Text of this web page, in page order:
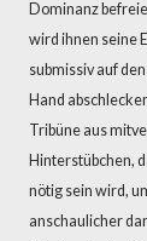
Dominanz
wird ihnen seine
submissiv auf
Hand
Tribüne aus
Hinterstübchen,
nötig sein wird,
anschaulicher